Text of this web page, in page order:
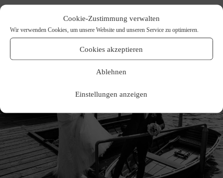
Cookie-Zustimmung verwalten
Wir verwenden Cookies, um unsere Website und unseren Service zu optimieren.
Cookies akzeptieren
Ablehnen
Einstellungen anzeigen